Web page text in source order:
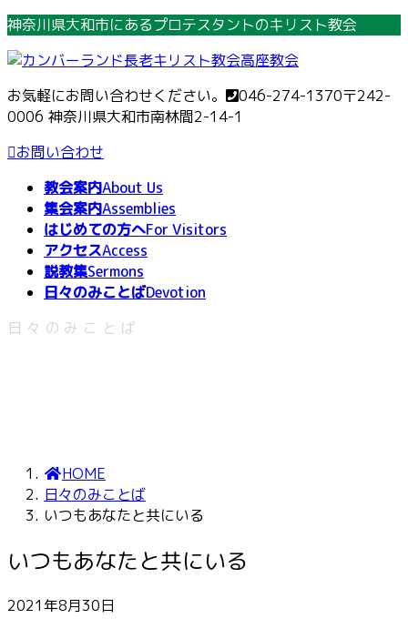
コ
テ
ン
ツ
へ
ス
ナ
ゲ
ー
シ
ョ
ン
神奈川県大和市にあるプロテスタントのキリスト教会
お気軽にお問い合わせください。 046-274-1370〒242-
0006 神奈川県大和市南林間2-14-1
お問い合わせ
教会案内About Us
集会案内Assemblies
はじめての方へFor Visitors
アクセスAccess
説教集Sermons
日々のみことばDevotion
日々のみことば
HOME
日々のみことば
いつもあなたと共にいる
いつもあなたと共にいる
2021年8月30日